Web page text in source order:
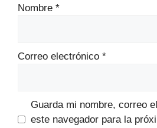
Nombre *
Correo electrónico *
Guarda mi nombre, correo
este navegador para la